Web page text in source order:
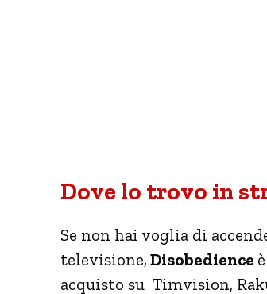
Dove lo trovo in
Se non hai voglia di
televisione, Disobedience
acquisto su Timvision,